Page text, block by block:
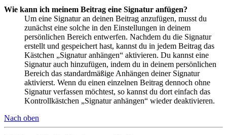
Wie kann ich meinem Beitrag eine Signatur anfügen?
Um eine Signatur an deinen Beitrag anzufügen, musst du
zunächst eine solche in den Einstellungen in deinem
persönlichen Bereich entwerfen. Nachdem du die Signatur
erstellt und gespeichert hast, kannst du in jedem Beitrag das
Kästchen „Signatur anhängen“ aktivieren. Du kannst eine
Signatur auch hinzufügen, indem du in deinem persönlichen
Bereich das standardmäßige Anhängen deiner Signatur
aktivierst. Wenn du einen einzelnen Beitrag dennoch ohne
Signatur verfassen möchtest, so kannst du dort einfach das
Kontrollkästchen „Signatur anhängen“ wieder deaktivieren.
Nach oben